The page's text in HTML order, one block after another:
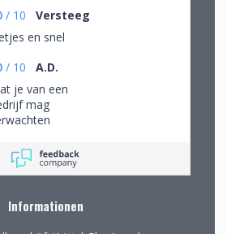
/ 10
Versteeg
en snel
/ 10
A.D.
je van een
mag
Informationen